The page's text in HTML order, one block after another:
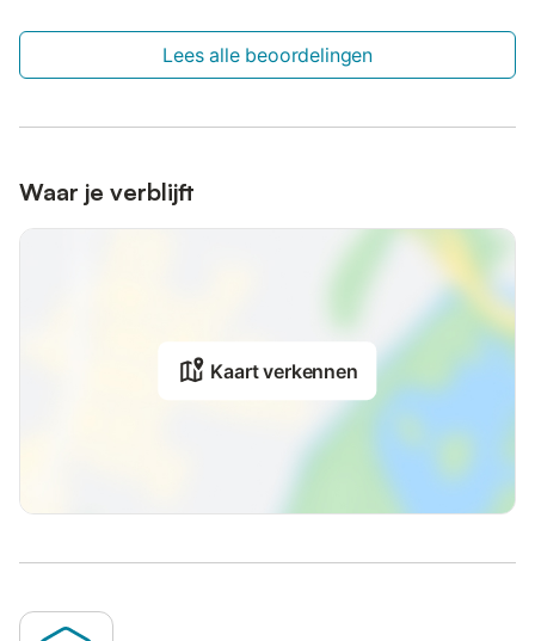
Lees alle beoordelingen
Waar je verblijft
Kaart verkennen